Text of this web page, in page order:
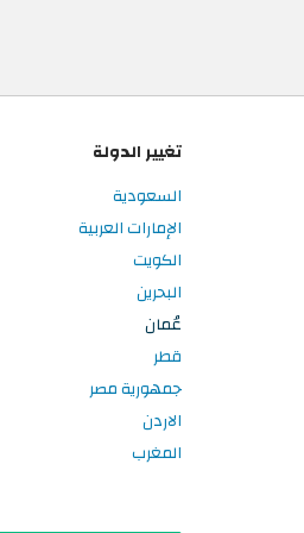
تغيير الدولة
السعودية
الإمارات العربية
الكويت
البحرين
عُمان
قطر
جمهورية مصر
الاردن
المغرب